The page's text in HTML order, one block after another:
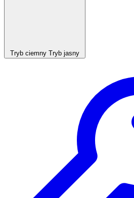
Tryb ciemny Tryb jasny